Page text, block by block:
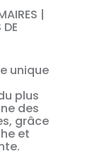
|
unique
plus
des
grâce
et